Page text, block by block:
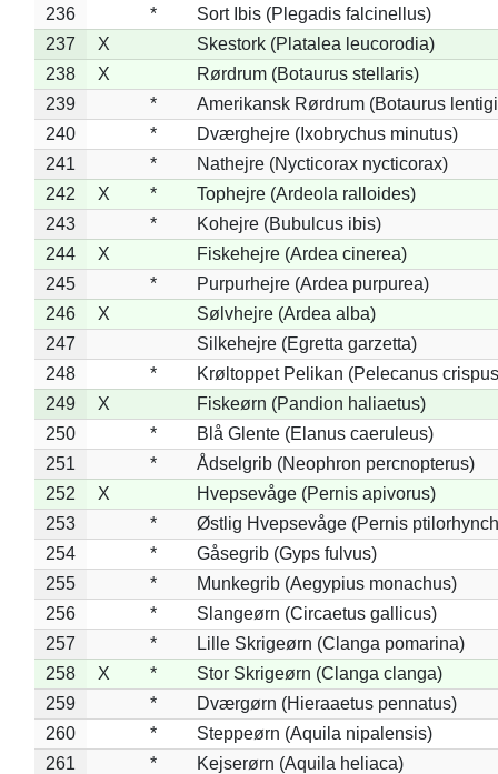
236 *
Sort Ibis (Plegadis falcinellus)
237
X
Skestork (Platalea leucorodia)
238
X
Rørdrum (Botaurus stellaris)
239
*
Amerikansk Rørdrum (Botaurus
240
*
Dværghejre (Ixobrychus minutus)
241
*
Nathejre (Nycticorax nycticorax)
242
X *
Tophejre (Ardeola ralloides)
243
*
Kohejre (Bubulcus ibis)
244
X
Fiskehejre (Ardea cinerea)
245
*
Purpurhejre (Ardea purpurea)
246
X
Sølvhejre (Ardea alba)
247
Silkehejre (Egretta garzetta)
248
*
Krøltoppet Pelikan (Pelecanus
249
X
Fiskeørn (Pandion haliaetus)
250
*
Blå Glente (Elanus caeruleus)
251
*
Ådselgrib (Neophron percnopterus)
252
X
Hvepsevåge (Pernis apivorus)
253
*
Østlig Hvepsevåge (Pernis
254
*
Gåsegrib (Gyps fulvus)
255
*
Munkegrib (Aegypius monachus)
256
*
Slangeørn (Circaetus gallicus)
257
*
Lille Skrigeørn (Clanga pomarina)
258
X *
Stor Skrigeørn (Clanga clanga)
259
*
Dværgørn (Hieraaetus pennatus)
260
*
Steppeørn (Aquila nipalensis)
261
*
Kejserørn (Aquila heliaca)